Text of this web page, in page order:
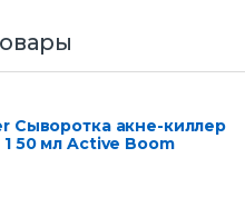
1 50 мл Active Boom